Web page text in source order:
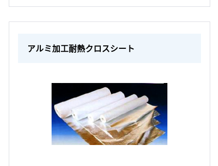
アルミ加工耐熱クロスシート